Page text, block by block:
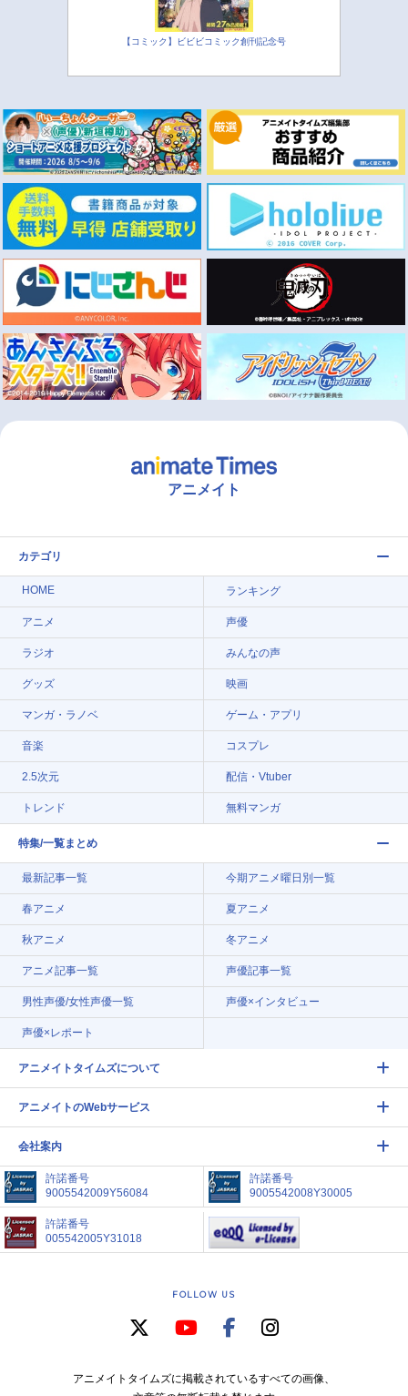
【コミック】ビビビコミック創刊記念号
アニメイト
カテゴリ
HOME ランキング
アニメ 声優
ラジオ みんなの声
グッズ 映画
マンガ・ラノベ ゲーム・アプリ
音楽 コスプレ
2.5次元 配信・Vtuber
トレンド 無料マンガ
特集/一覧まとめ
最新記事一覧 今期アニメ曜日別一覧
春アニメ 夏アニメ
秋アニメ 冬アニメ
アニメ記事一覧 声優記事一覧
男性声優/女性声優一覧 声優×インタビュー
声優×レポート
アニメイトタイムズについて
アニメイトのWebサービス
会社案内
許諾番号
9005542009Y56084
許諾番号
9005542008Y30005
許諾番号
005542005Y31018
FOLLOW US
アニメイトタイムズに掲載されているすべての画像、